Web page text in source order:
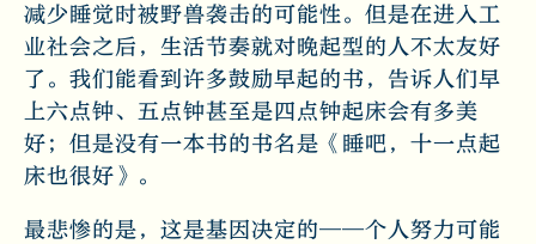
减少睡觉时被野兽袭击的可能性。但是在进入工
业社会之后，生活节奏就对晚起型的人不太友好
了。我们能看到许多鼓励早起的书，告诉人们早
上六点钟、五点钟甚至是四点钟起床会有多美
好；但是没有一本书的书名是《睡吧，十一点起
床也很好》。
最悲惨的是，这是基因决定的——个人努力可能